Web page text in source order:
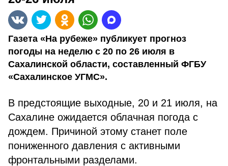
Газета «На рубеже» публикует прогноз
погоды на неделю с 20 по 26 июля в
Сахалинской области, составленный ФГБУ
«Сахалинское УГМС».
В предстоящие выходные, 20 и 21 июля, на
Сахалине ожидается облачная погода с
дождем. Причиной этому станет поле
пониженного давления с активными
фронтальными разделами.